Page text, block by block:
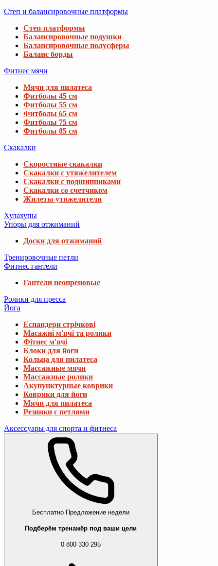
Степ и балансировочные платформы
Степ-платформы
Балансировочные подушки
Балансировочные полусферы
Баланс борды
Фитнес мячи
Мячи для пилатеса
Фитболы 45 см
Фитболы 55 см
Фитболы 65 см
Фитболы 75 см
Фитболы 85 см
Скакалки
Скоростные скакалки
Скакалки с утяжелителем
Скакалки с подшипниками
Скакалки со счетчиком
Жилеты утяжелители
Хулахупы
Упоры для отжиманий
Доски для отжиманий
Тренировочные петли
Фитнес гантели
Гантели неопреновые
Ролики для пресса
Йога
Еспандери стрічкові
Масажні м'ячі та ролики
Фітнес м'ячі
Блоки для йоги
Кольца для пилатеса
Массажные мячи
Массажные ролики
Акупунктурные коврики
Коврики для йоги
Мячи для пилатеса
Резинки с петлями
Аксессуары для спорта и фитнеса
Бесплатно Предложение недели
Подберём тренажёр под ваши цели
0 800 330 295